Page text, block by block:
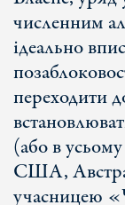
численним
ідеально
переходити
(або в
США,
учасницею